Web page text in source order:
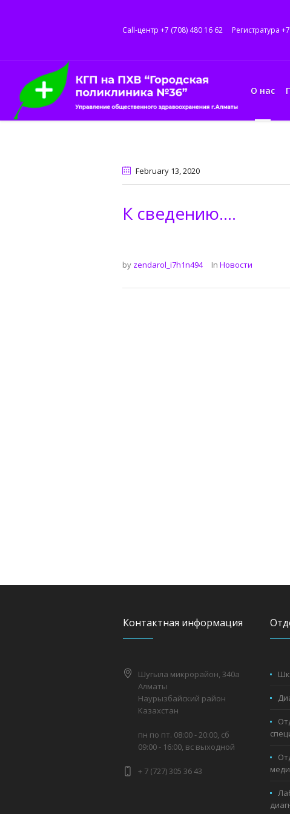
Call-центр +7 (708) 480 16 62 Регистратура
О нас
February 13, 2020
К сведению….
by zendarol_i7h1n494 In Новости
Контактная информация
Шугыла микрорайон, 340а
Алматы
Наурызбайский район
Казахстан
пн по пт. 08:00 - 20:00, сб
09:00 - 16:00, вс выходной
+ 7 (727) 305 36 43